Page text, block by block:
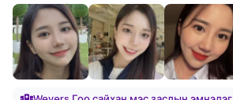
болон х...